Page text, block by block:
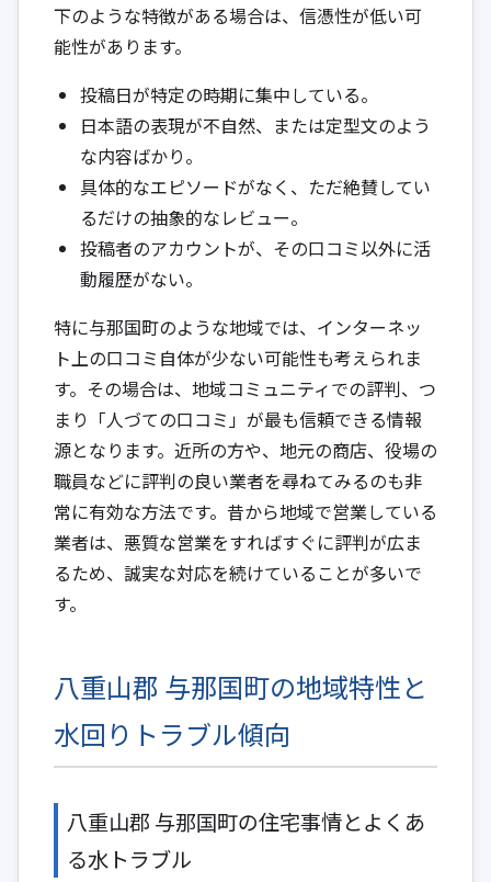
下のような特徴がある場合は、信憑性が低い可
能性があります。
投稿日が特定の時期に集中している。
日本語の表現が不自然、または定型文のよう
な内容ばかり。
具体的なエピソードがなく、ただ絶賛してい
るだけの抽象的なレビュー。
投稿者のアカウントが、その口コミ以外に活
動履歴がない。
特に与那国町のような地域では、インターネッ
ト上の口コミ自体が少ない可能性も考えられま
す。その場合は、地域コミュニティでの評判、つ
まり「人づての口コミ」が最も信頼できる情報
源となります。近所の方や、地元の商店、役場の
職員などに評判の良い業者を尋ねてみるのも非
常に有効な方法です。昔から地域で営業している
業者は、悪質な営業をすればすぐに評判が広ま
るため、誠実な対応を続けていることが多いで
す。
八重山郡 与那国町の地域特性と
水回りトラブル傾向
八重山郡 与那国町の住宅事情とよくあ
る水トラブル